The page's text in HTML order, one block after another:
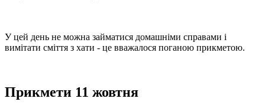
У цей день не можна займатися домашніми справами і
вимітати сміття з хати - це вважалося поганою прикметою.
Прикмети 11 жовтня